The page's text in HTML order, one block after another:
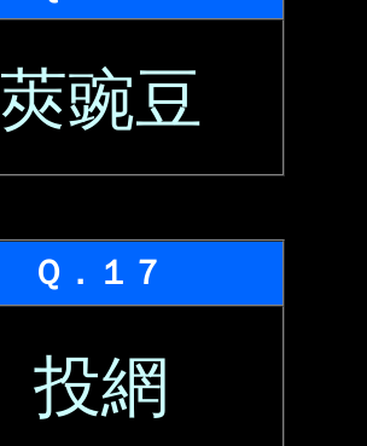
莢豌豆
Ｑ．１７
投網